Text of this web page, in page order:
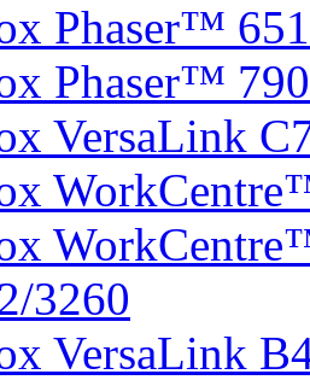
Phaser™
Phaser™ 790
VersaLink
3260
VersaLink